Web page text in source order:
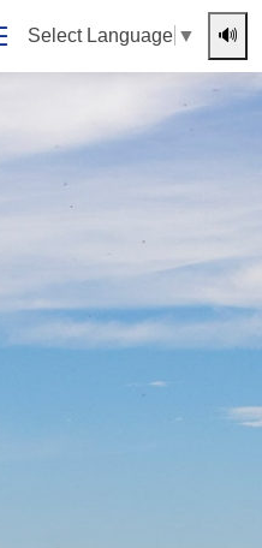
Select Language ▼ 🔊